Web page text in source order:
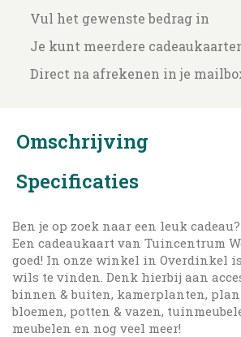
Vul het gewenste bedrag in
Je kunt meerdere
Direct na afrekenen in je
Omschrijving
Specificaties
Ben je op zoek naar een leuk cadeau?
Een cadeaukaart van Tuincentrum
goed! In onze winkel in Overdinkel
wils te vinden. Denk hierbij aan
binnen & buiten, kamerplanten,
bloemen, potten & vazen,
meubelen en nog veel meer!